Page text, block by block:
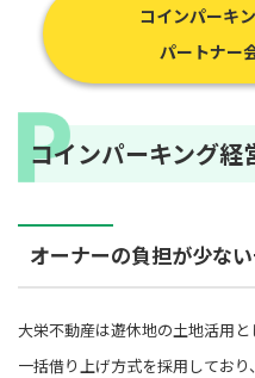
コインパーキ
パートナー
コインパーキング経
オーナーの負担が少な
大栄不動産は遊休地の土地活用と
一括借り上げ方式を採用してお